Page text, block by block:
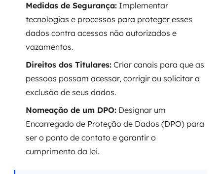
Medidas de Segurança: Implementar
tecnologias e processos para proteger esses
dados contra acessos não autorizados e
vazamentos.
Direitos dos Titulares: Criar canais para que as
pessoas possam acessar, corrigir ou solicitar a
exclusão de seus dados.
Nomeação de um DPO: Designar um
Encarregado de Proteção de Dados (DPO) para
ser o ponto de contato e garantir o
cumprimento da lei.